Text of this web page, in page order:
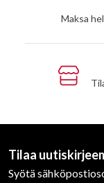
Maksa
Tilaa
Syötä